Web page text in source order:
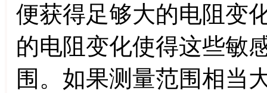
便获得足够大的电阻变
的电阻变化使得这些敏
围。如果测量范围相当